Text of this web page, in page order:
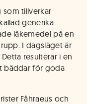
som tillverkar
generika.
läkemedel på en
I dagsläget är
resulterar i en
bäddar för goda
Fåhraeus och